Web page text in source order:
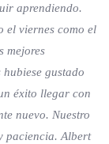
aprendiendo.
el viernes como el
mejores
gustado
éxito llegar con
nuevo. Nuestro
paciencia. Albert